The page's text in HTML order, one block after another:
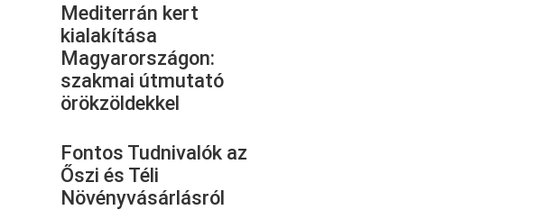
Mediterrán kert
kialakítása
Magyarországon:
szakmai útmutató
örökzöldekkel
Fontos Tudnivalók az
Őszi és Téli
Növényvásárlásról